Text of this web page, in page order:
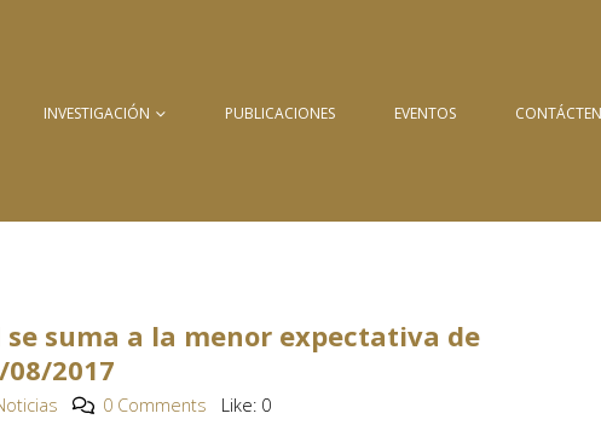
INVESTIGACIÓN PUBLICACIONES EVENTOS
se suma a la menor expectativa de
2017
0 Comments Like: 0